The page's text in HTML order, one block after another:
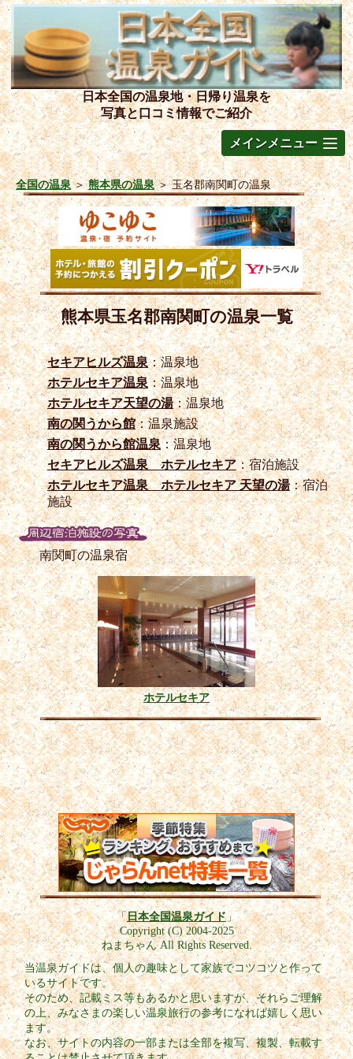
日本全国の温泉地・日帰り温泉を
写真と口コミ情報でご紹介
メインメニュー
全国の温泉＞熊本県の温泉＞玉名郡南関町の温泉
熊本県玉名郡南関町の温泉一覧
セキアヒルズ温泉：温泉地
ホテルセキア温泉：温泉地
ホテルセキア天望の湯：温泉地
南の関うから館：温泉施設
南の関うから館温泉：温泉地
セキアヒルズ温泉 ホテルセキア：宿泊施設
ホテルセキア温泉 ホテルセキア 天望の湯：宿泊
施設
南関町の温泉宿
ホテルセキア
「日本全国温泉ガイド」
Copyright (C) 2004-2025
ねまちゃん All Rights Reserved.
当温泉ガイドは、個人の趣味として家族でコツコツと作って
いるサイトです。
そのため、記載ミス等もあるかと思いますが、それらご理解
の上、みなさまの楽しい温泉旅行の参考になれば嬉しく思い
ます。
なお、サイトの内容の一部または全部を複写、複製、転載す